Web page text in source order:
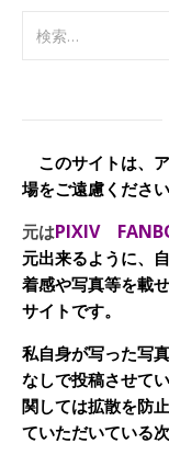
このサイトは、
場をご遠慮ください
元はPIXIV
元出来るように、
着感や写真等を載
サイトです。
私自身が写った写
なしで投稿させて
関しては拡散を防
ていただいている次